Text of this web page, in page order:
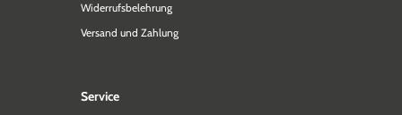
Widerrufsbelehrung
Versand und Zahlung
Service